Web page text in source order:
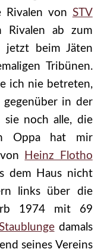
Rivalen von STV
ab zum
jetzt beim Jäten
Tribünen.
ich nie betreten,
in der
sie noch alle, die
Oppa hat mir
Heinz Flotho
dem Haus nicht
links über die
1974 mit 69
damals
seines Vereins